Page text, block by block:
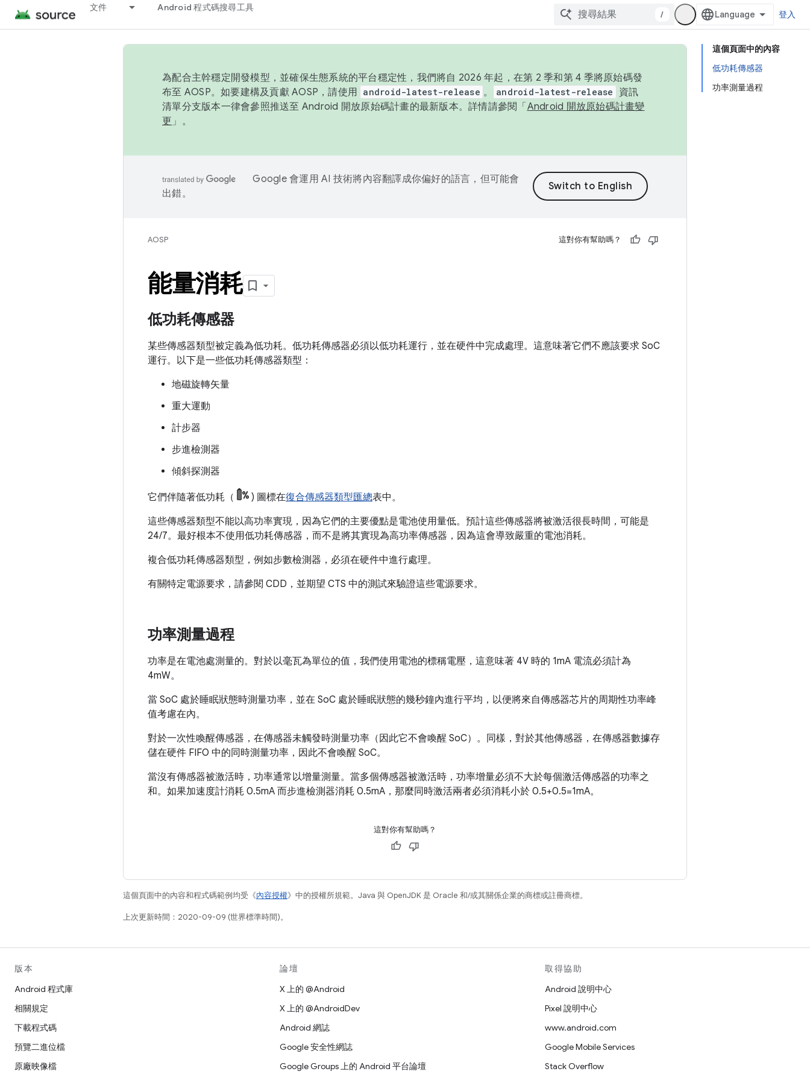
文件 Android 程式碼搜尋工具
/ 登入
這個頁面中的內容
低功耗傳感器
功率測量過程
為配合主幹穩定開發模型，並確保生態系統的平台穩定性，我們將自 2026 年起，在第 2 季和第 4 季將原始碼發
布至 AOSP。如要建構及貢獻 AOSP，請使用 android-latest-release 。 android-latest-release
資訊
清單分支版本一律會參照推送至 Android 開放原始碼計畫的最新版本。詳情請參閱「 Android 開放原始碼計畫變
更 」。
Google 會運用 AI 技術將內容翻譯成你偏好的語言，但可能會
出錯。
AOSP 這對你有幫助嗎？
能量消耗
低功耗傳感器
某些傳感器類型被定義為低功耗。低功耗傳感器必須以低功耗運行，並在硬件中完成處理。這意味著它們不應該要求 SoC
運行。以下是一些低功耗傳感器類型：
地磁旋轉矢量
重大運動
計步器
步進檢測器
傾斜探測器
它們伴隨著低功耗（ ) 圖標在復合傳感器類型匯總表中。
這些傳感器類型不能以高功率實現，因為它們的主要優點是電池使用量低。預計這些傳感器將被激活很長時間，可能是
24/7。最好根本不使用低功耗傳感器，而不是將其實現為高功率傳感器，因為這會導致嚴重的電池消耗。
複合低功耗傳感器類型，例如步數檢測器，必須在硬件中進行處理。
有關特定電源要求，請參閱 CDD，並期望 CTS 中的測試來驗證這些電源要求。
功率測量過程
功率是在電池處測量的。對於以毫瓦為單位的值，我們使用電池的標稱電壓，這意味著 4V 時的 1mA 電流必須計為
4mW。
當 SoC 處於睡眠狀態時測量功率，並在 SoC 處於睡眠狀態的幾秒鐘內進行平均，以便將來自傳感器芯片的周期性功率峰
值考慮在內。
對於一次性喚醒傳感器，在傳感器未觸發時測量功率（因此它不會喚醒 SoC）。同樣，對於其他傳感器，在傳感器數據存
儲在硬件 FIFO 中的同時測量功率，因此不會喚醒 SoC。
當沒有傳感器被激活時，功率通常以增量測量。當多個傳感器被激活時，功率增量必須不大於每個激活傳感器的功率之
和。如果加速度計消耗 0.5mA 而步進檢測器消耗 0.5mA，那麼同時激活兩者必須消耗小於 0.5+0.5=1mA。
這對你有幫助嗎？
這個頁面中的內容和程式碼範例均受《內容授權》中的授權所規範。Java 與 OpenJDK 是 Oracle 和/或其關係企業的商標或註冊商標。
上次更新時間：2020-09-09 (世界標準時間)。
版本
Android 程式庫
相關規定
下載程式碼
預覽二進位檔
原廠映像檔
論壇
X 上的 @Android
X 上的 @AndroidDev
Android 網誌
Google 安全性網誌
Google Groups 上的 Android 平台論壇
取得協助
Android 說明中心
Pixel 說明中心
www.android.com
Google Mobile Services
Stack Overflow